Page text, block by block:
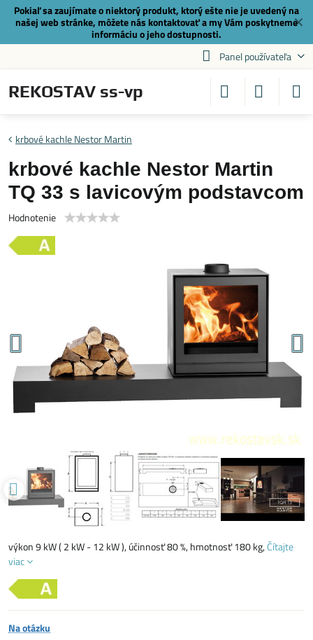
✕
Pokiaľ sa zaujímate o niektorý produkt, ktorý ešte nie je uvedený na
našej web stránke, môžete nás kontaktovaťa my Vám poskytneme
informáciu o jeho dostupnosti.
Panel používateľa
REKOSTAV ss-vp
krbové kachle Nestor Martin
krbové kachle Nestor Martin
TQ 33 s lavicovým podstavcom
Hodnotenie
výkon 9 kW ( 2 kW - 12 kW ), účinnosť 80 %, hmotnosť 180 kg,Čítajte
viac
Na otázku